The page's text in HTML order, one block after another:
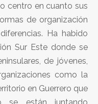
centro en cuanto sus
de organización
Ha habido
Sur Este donde se
de jóvenes,
como la
en Guerrero que